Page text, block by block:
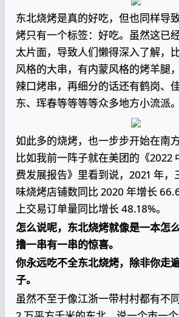
东北烧烤是真的好吃，但也同样导
烤只有一个标签：好吃。虽然这已
太片面，导致人们懒得深入了解，
风格的大串，有内蒙风格的烤羊腿
辣口烤串，再细分的话还有鹤岗、
东、珲春等等等等众多地方小流派。
如此多的烧烤，也一步步开始在南
比如我前一阵子就在美团的《2022
费发展报告》里看到说，2021 年，
味烧烤店铺数同比 2020 年增长
上交易订单量同比增长 48.18%。
怎么说呢，东北烧烤就像是一本怎
撸一串有一串的惊喜。
你永远吃不全东北烧烤，除非你走
子。
虽然不至于像江浙一带村村都有不